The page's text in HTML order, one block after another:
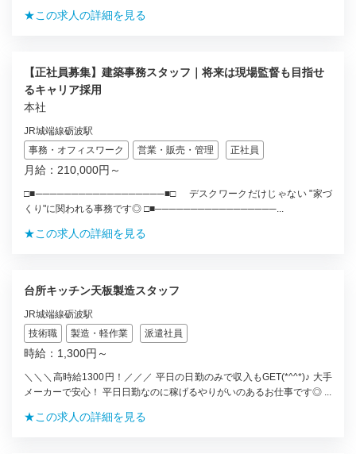
★この求人の詳細を見る
【正社員募集】建築事務スタッフ｜将来は現場監督も目指せ
るキャリア採用
本社
JR城端線砺波駅
事務・オフィスワーク
営業・販売・管理 正社員
月給：210,000円～
□■──────────────────■□ デスクワークだけじゃない "家づ
くり"に関われる事務です◎ □■─────────────────...
★この求人の詳細を見る
台所キッチン天板製造スタッフ
JR城端線砺波駅
技術職
製造・軽作業 派遣社員
時給：1,300円～
＼＼＼高時給1300円！／／／ 平日の日勤のみで収入もGET(*^^*)♪ 大手
メーカーで安心！ 平日日勤なのに稼げるやりがいのあるお仕事です◎ ...
★この求人の詳細を見る